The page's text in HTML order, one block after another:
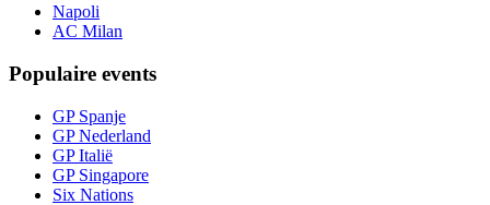
Napoli
AC Milan
Populaire events
GP Spanje
GP Nederland
GP Italië
GP Singapore
Six Nations